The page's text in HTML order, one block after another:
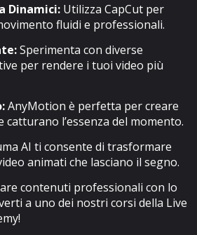
Dinamici: Utilizza CapCut per
fluidi e professionali.
Sperimenta con diverse
per rendere i tuoi video più
AnyMotion è perfetta per creare
catturano l’essenza del momento.
AI ti consente di trasformare
animati che lasciano il segno.
contenuti professionali con lo
a uno dei nostri corsi della Live
!